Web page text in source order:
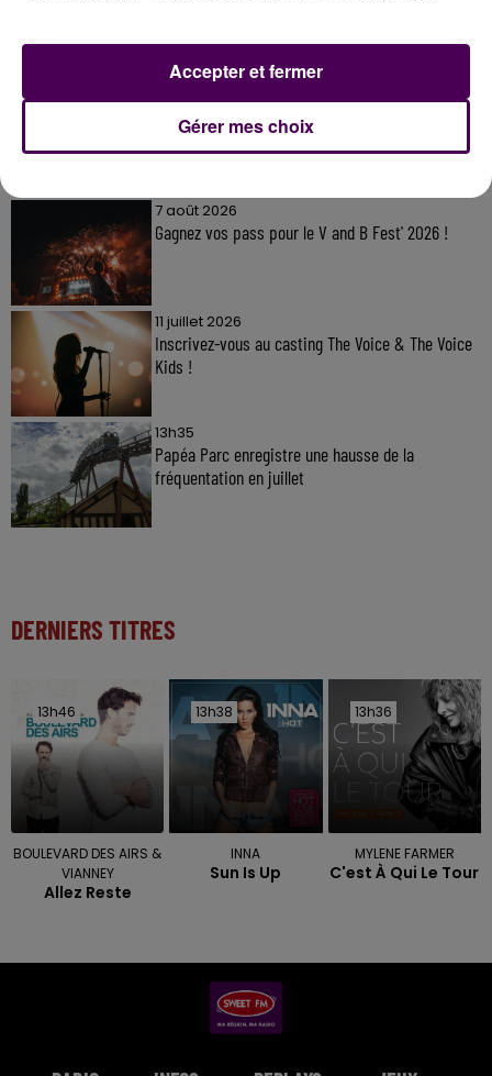
À LA UNE
7 août 2026
Gagnez vos pass pour le V and B Fest' 2026 !
11 juillet 2026
Inscrivez-vous au casting The Voice & The Voice
Kids !
13h35
Papéa Parc enregistre une hausse de la
fréquentation en juillet
DERNIERS TITRES
13h46
13h46
BOULEVARD DES AIRS &
VIANNEY
Allez Reste
13h38
13h38
INNA
Sun Is Up
13h36
13h36
MYLENE FARMER
C'est À Qui Le Tour
Gérer mes choix
Accepter et fermer